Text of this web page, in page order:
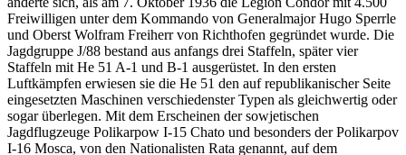
Freiwilligen unter dem Kommando von Generalmajor Hugo Sperrle
und Oberst Wolfram Freiherr von Richthofen gegründet wurde. Die
Jagdgruppe J/88 bestand aus anfangs drei Staffeln, später vier
Staffeln mit He 51 A-1 und B-1 ausgerüstet. In den ersten
Luftkämpfen erwiesen sie die He 51 den auf republikanischer Seite
eingesetzten Maschinen verschiedenster Typen als gleichwertig oder
sogar überlegen. Mit dem Erscheinen der sowjetischen
Jagdflugzeuge Polikarpow I-15 Chato und besonders der Polikarpov
I-16 Mosca, von den Nationalisten Rata genannt, auf dem